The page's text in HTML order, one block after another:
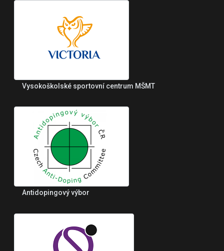
Vysokoškolské sportovní centrum MŠMT
Antidopingový výbor